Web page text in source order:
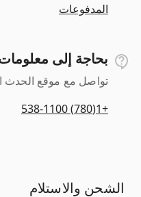
المدفوعات
بحاجة إلى
تواصل مع موقع الحدث
+1(780) 538-1100
الشحن والاستلام